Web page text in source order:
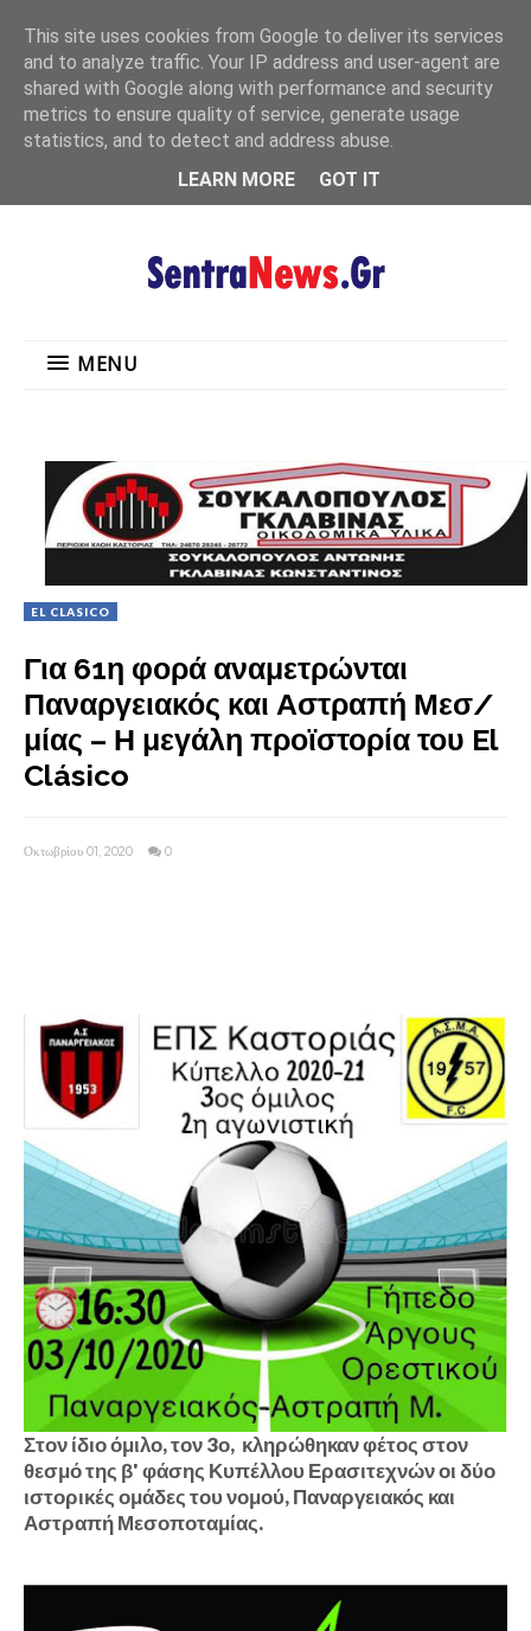
MENU
MENU
EL CLASICO
Για 61η φορά αναμετρώνται
Παναργειακός και Αστραπή Μεσ/
μίας – Η μεγάλη προϊστορία του El
Clásico
Οκτωβρίου 01, 2020 0
Στον ίδιο όμιλο, τον 3ο, κληρώθηκαν φέτος στον
θεσμό της β' φάσης Κυπέλλου Ερασιτεχνών οι δύο
ιστορικές ομάδες του νομού, Παναργειακός και
Αστραπή Μεσοποταμίας.
This site uses cookies from Google to deliver its services
and to analyze traffic. Your IP address and user-agent are
shared with Google along with performance and security
metrics to ensure quality of service, generate usage
statistics, and to detect and address abuse.
LEARN MORE
GOT IT